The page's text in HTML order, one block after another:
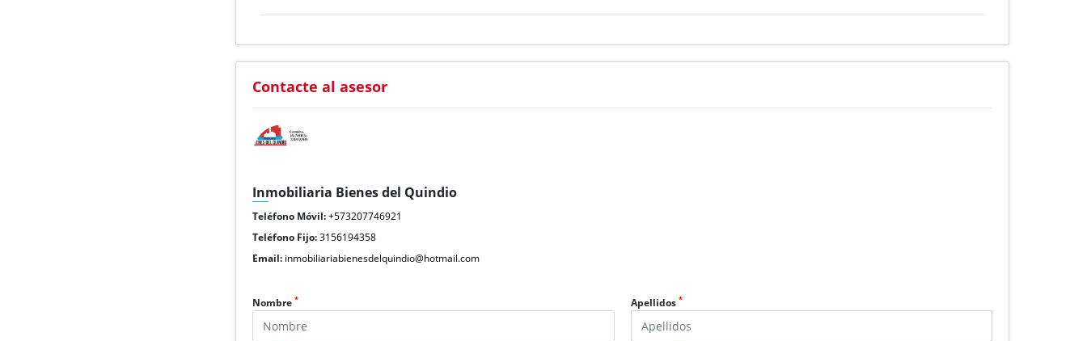
Contacte al asesor
Inmobiliaria Bienes del Quindio
Teléfono Móvil:+573207746921
Teléfono Fijo:3156194358
Email: inmobiliariabienesdelquindio@hotmail.com
Nombre* Apellidos *